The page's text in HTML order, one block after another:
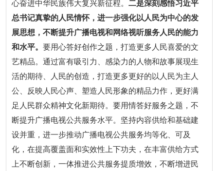
心奋进中华民族伟大复兴新征程。二是深刻感悟习近平
总书记真挚的人民情怀，进一步强化以人民为中心的发
展思想，不断提升广播电视和网络视听服务人民的能力
和水平。要用心答好创作之题，打造更多人民喜爱的文
艺精品。通过富有吸引力、感染力的人物和故事展现生
活的期待、人民的创造，打造更多更好的以人民为主人
公、反映人民心声、塑造人民形象的精品力作，更好满
足人民群众精神文化新期待。要用情答好服务之题，不
断提升广播电视公共服务水平。坚持内容供给和基础建
设并重，进一步推动广播电视公共服务均等化、可及
化，在提高覆盖面和实效性上下功夫，在丰富供给方式
上不断创新，一体推进公共服务提质增效，不断增进民